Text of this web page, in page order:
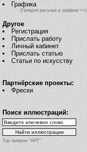
Графика
(Галерея рисунка и графики >>)
Другое
Регистрация
Прислать работу
Личный кабинет
Прислать статью
Статьи по искусству
Партнёрские проекты:
Фрески
Поиск иллюстраций:
Top галереи "АРТ"